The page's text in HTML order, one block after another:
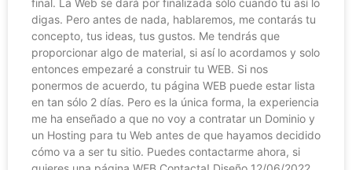
final. La Web se dará por finalizada sólo cuando tú así lo
digas. Pero antes de nada, hablaremos, me contarás tu
concepto, tus ideas, tus gustos. Me tendrás que
proporcionar algo de material, si así lo acordamos y solo
entonces empezaré a construir tu WEB. Si nos
ponermos de acuerdo, tu página WEB puede estar lista
en tan sólo 2 días. Pero es la única forma, la experiencia
me ha enseñado a que no voy a contratar un Dominio y
un Hosting para tu Web antes de que hayamos decidido
cómo va a ser tu sitio. Puedes contactarme ahora, si